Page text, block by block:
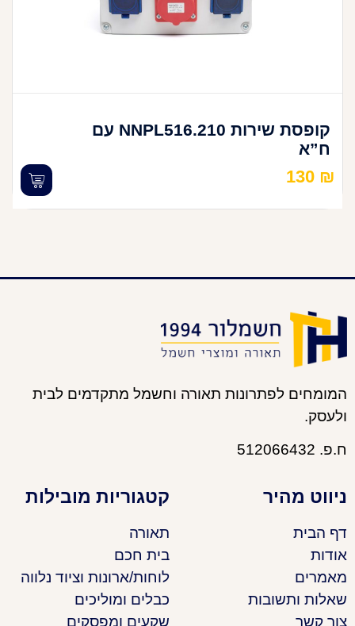
קופסת שירות NNPL516.210 עם
ח”א
130 ₪
המומחים לפתרונות תאורה וחשמל מתקדמים לבית
ולעסק.
ח.פ. 512066432
ניווט מהיר
דף הבית
אודות
מאמרים
שאלות ותשובות
צור קשר
קטגוריות מובילות
תאורה
בית חכם
לוחות/ארונות וציוד נלווה
כבלים ומוליכים
שקעים ומפסקים